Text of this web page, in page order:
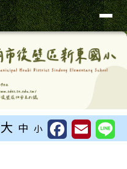
大 中 小